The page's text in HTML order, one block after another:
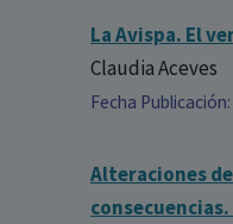
La Avispa. El
Claudia Aceves
Fecha
Alteraciones